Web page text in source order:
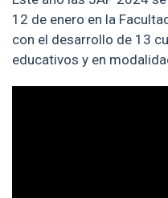
12 de enero en la
con el desarrollo de 13
educativos y en